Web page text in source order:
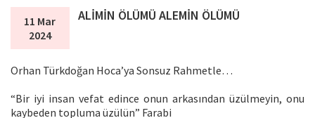
11 Mar
2024
ALİMİN ÖLÜMÜ ALEMİN ÖLÜMÜ
Orhan Türkdoğan Hoca’ya Sonsuz Rahmetle…
“Bir iyi insan vefat edince onun arkasından üzülmeyin, onu
kaybeden topluma üzülün” Farabi